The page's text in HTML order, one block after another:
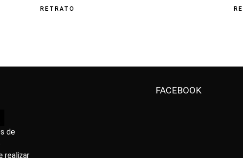
RETRATO
de
realizar
FACEBOOK